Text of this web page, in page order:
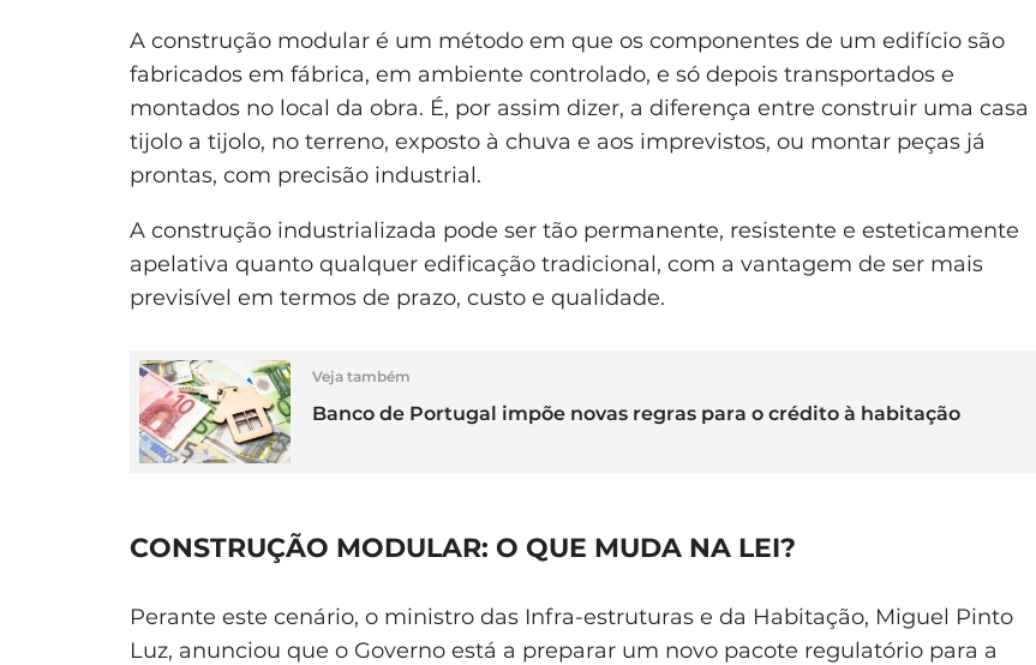
A construção modular é um método em que os componentes de um edifício são
fabricados em fábrica, em ambiente controlado, e só depois transportados e
montados no local da obra. É, por assim dizer, a diferença entre construir uma casa
tijolo a tijolo, no terreno, exposto à chuva e aos imprevistos, ou montar peças já
prontas, com precisão industrial.
A construção industrializada pode ser tão permanente, resistente e esteticamente
apelativa quanto qualquer edificação tradicional, com a vantagem de ser mais
previsível em termos de prazo, custo e qualidade.
Veja também
Banco de Portugal impõe novas regras para o crédito à habitação
CONSTRUÇÃO MODULAR: O QUE MUDA NA LEI?
Perante este cenário, o ministro das Infra-estruturas e da Habitação, Miguel Pinto
Luz, anunciou que o Governo está a preparar um novo pacote regulatório para a